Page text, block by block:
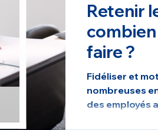
Retenir
faire ?
Fidéliser et
nombreuses
des employés